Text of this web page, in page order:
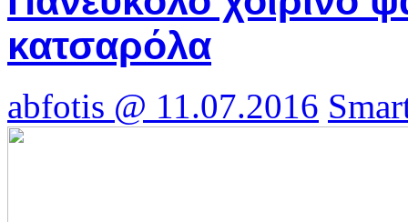
κατσαρόλα
abfotis @ 11.07.2016